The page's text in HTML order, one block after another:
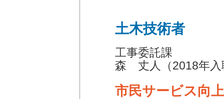
土木技術者
工事委託課
森 丈人（2018年入
市民サービス向